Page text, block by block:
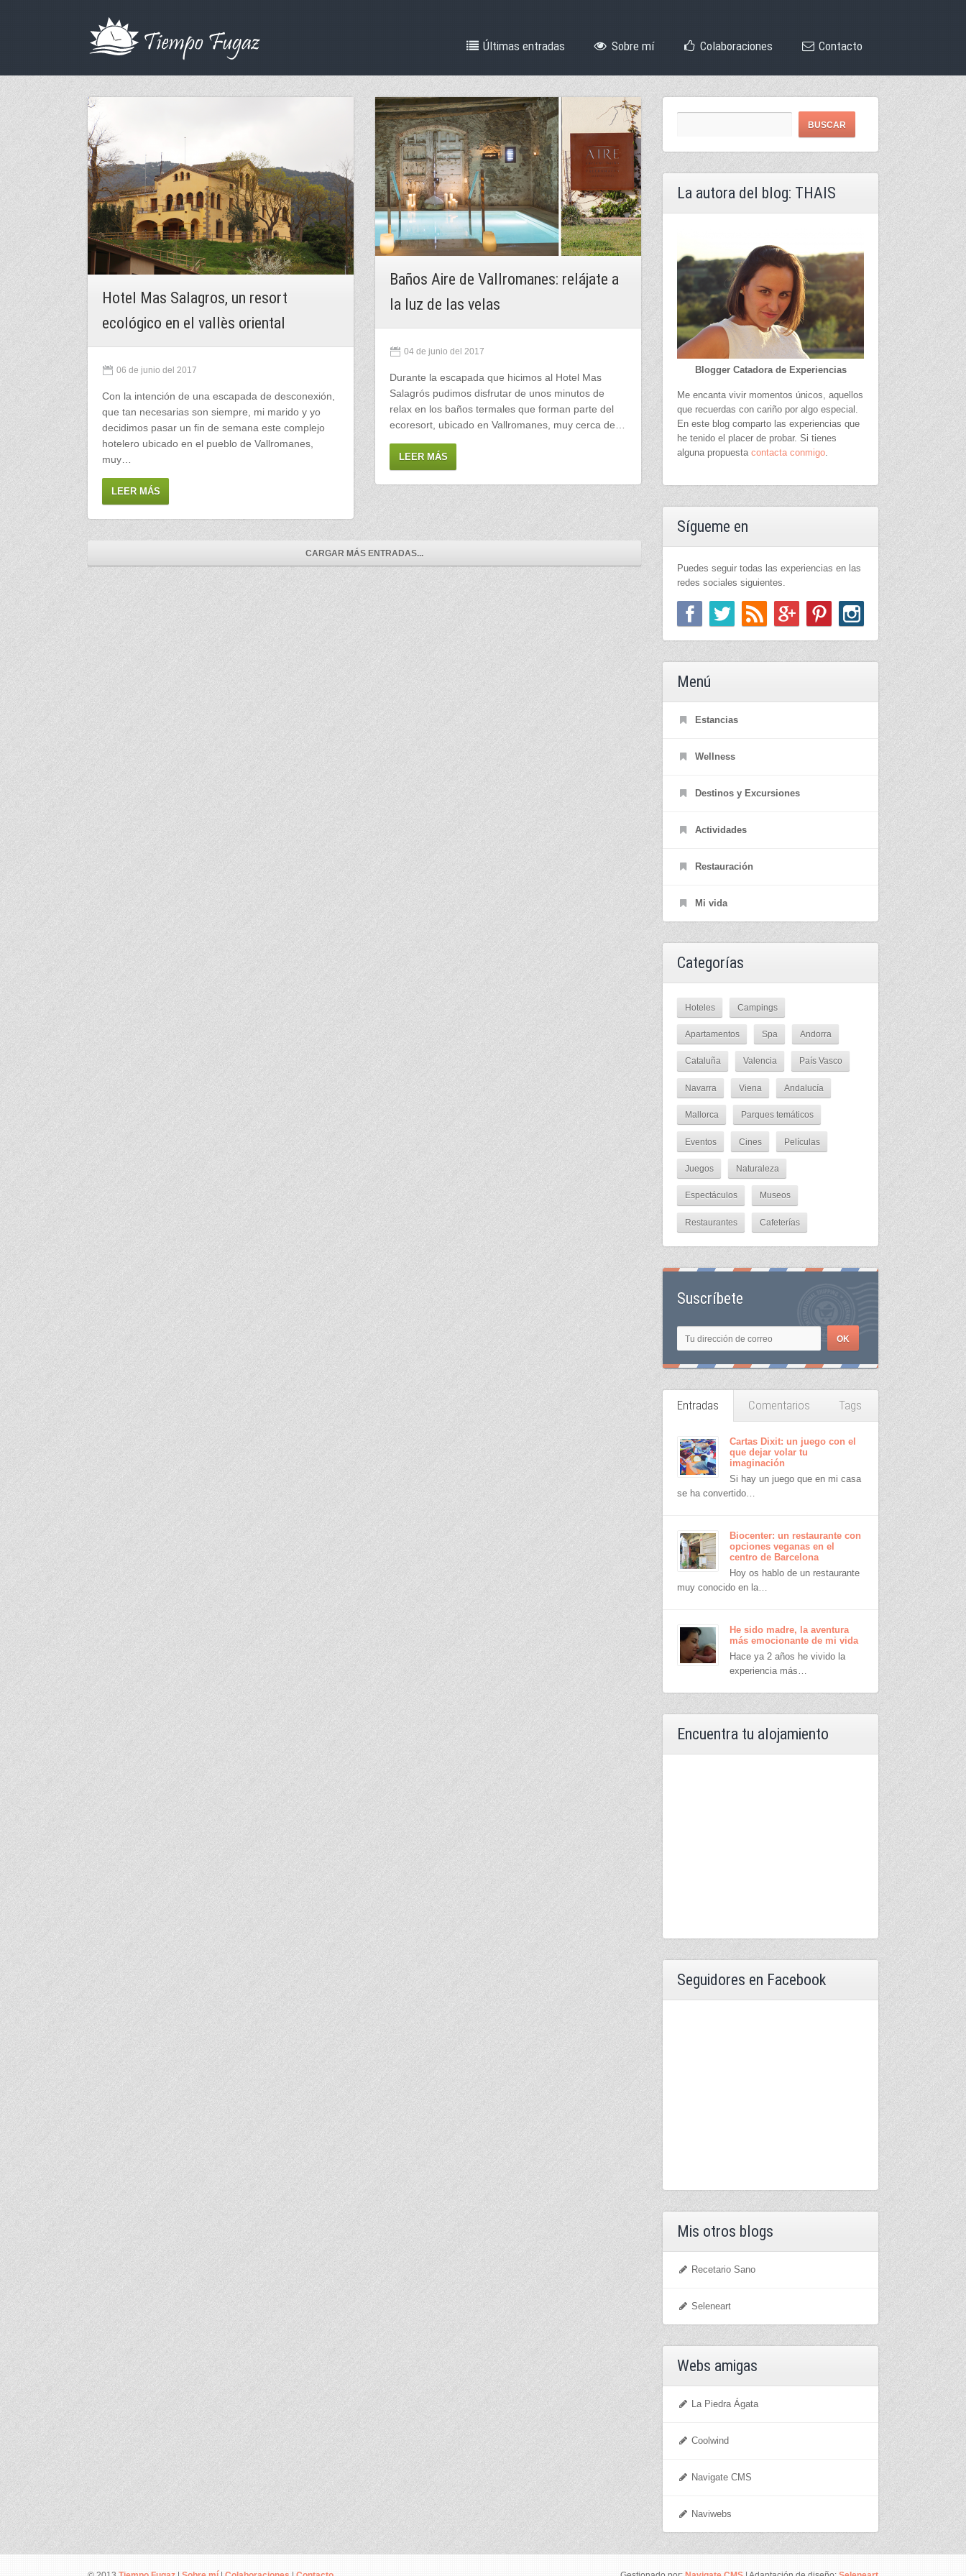
Últimas entradas Sobre mí Colaboraciones Contacto
Hotel Mas Salagros, un resort
ecológico en el vallès oriental
06 de junio del 2017
Con la intención de una escapada de desconexión,
que tan necesarias son siempre, mi marido y yo
decidimos pasar un fin de semana este complejo
hotelero ubicado en el pueblo de Vallromanes,
muy…
LEER MÁS
Baños Aire de Vallromanes: relájate a
la luz de las velas
04 de junio del 2017
Durante la escapada que hicimos al Hotel Mas
Salagrós pudimos disfrutar de unos minutos de
relax en los baños termales que forman parte del
ecoresort, ubicado en Vallromanes, muy cerca de…
LEER MÁS
CARGAR MÁS ENTRADAS...
La autora del blog: THAIS
Blogger Catadora de Experiencias
Me encanta vivir momentos únicos, aquellos
que recuerdas con cariño por algo especial.
En este blog comparto las experiencias que
he tenido el placer de probar. Si tienes
alguna propuesta contacta conmigo
Sígueme en
Puedes seguir todas las experiencias en las
redes sociales siguientes.
Menú
Estancias
Wellness
Destinos y Excursiones
Actividades
Restauración
Mi vida
Categorías
Hoteles Campings
Apartamentos Spa Andorra
Cataluña Valencia País Vasco
Navarra Viena Andalucía
Mallorca Parques temáticos
Eventos Cines Películas
Juegos Naturaleza
Espectáculos Museos
Restaurantes Cafeterías
Suscríbete
Entradas Comentarios Tags
Cartas Dixit: un juego con el
que dejar volar tu
imaginación
Si hay un juego que en mi casa
se ha convertido…
Biocenter: un restaurante con
opciones veganas en el
centro de Barcelona
Hoy os hablo de un restaurante
muy conocido en la…
He sido madre, la aventura
más emocionante de mi vida
Hace ya 2 años he vivido la
experiencia más…
Encuentra tu alojamiento
Seguidores en Facebook
Mis otros blogs
Recetario Sano
Seleneart
Webs amigas
La Piedra Ágata
Coolwind
Navigate CMS
Naviwebs